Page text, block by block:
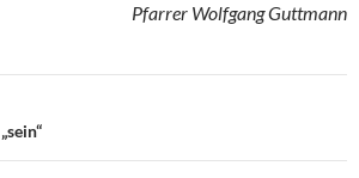
Pfarrer Wolfgang Guttmann